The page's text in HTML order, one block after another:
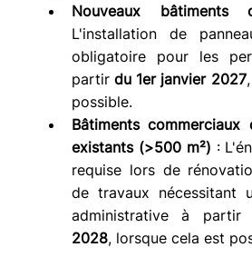
Nouveaux bâtiments
L'installation de
obligatoire pour les
partir du 1er janvier 2027
possible.
Bâtiments
existants (>500 m²) :
requise lors de
de travaux nécessitant
administrative à partir
2028, lorsque cela est